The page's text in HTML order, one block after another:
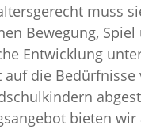
muss
Bewegung,
Entwicklung
auf die Bedürfnisse
bieten